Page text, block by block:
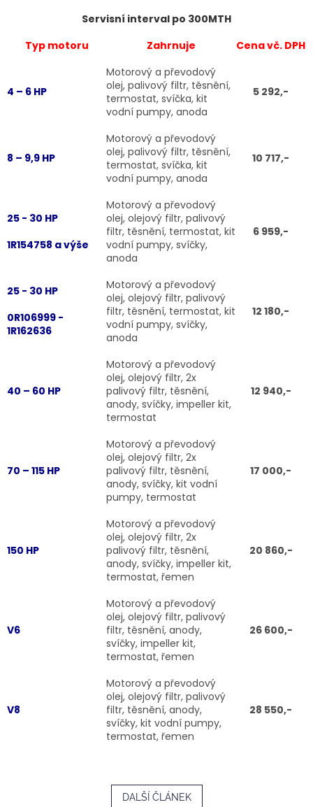
Servisní interval po 300MTH
Typ motoru
Zahrnuje Cena vč. DPH
4 – 6 HP
Motorový a převodový
olej, palivový filtr, těsnění,
termostat, svíčka, kit
vodní pumpy, anoda
5 292,-
8 – 9,9 HP
Motorový a převodový
olej, palivový filtr, těsnění,
termostat, svíčka, kit
vodní pumpy, anoda
10 717,-
25 - 30 HP
1R154758 a výše
Motorový a převodový
olej, olejový filtr, palivový
filtr, těsnění, termostat, kit
vodní pumpy, svíčky,
anoda
6 959,-
25 - 30 HP
0R106999 -
1R162636
Motorový a převodový
olej, olejový filtr, palivový
filtr, těsnění, termostat, kit
vodní pumpy, svíčky,
anoda
12 180,-
40 – 60 HP
Motorový a převodový
olej, olejový filtr, 2x
palivový filtr, těsnění,
anody, svíčky, impeller kit,
termostat
12 940,-
70 – 115 HP
Motorový a převodový
olej, olejový filtr, 2x
palivový filtr, těsnění,
anody, svíčky, kit vodní
pumpy, termostat
17 000,-
150 HP
Motorový a převodový
olej, olejový filtr, 2x
palivový filtr, těsnění,
anody, svíčky, impeller kit,
termostat, řemen
20 860,-
V6
Motorový a převodový
olej, olejový filtr, palivový
filtr, těsnění, anody,
svíčky, impeller kit,
termostat, řemen
26 600,-
V8
Motorový a převodový
olej, olejový filtr, palivový
filtr, těsnění, anody,
svíčky, kit vodní pumpy,
termostat, řemen
28 550,-
DALŠÍ ČLÁNEK